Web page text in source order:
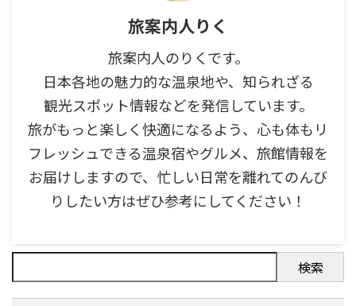
旅案内人りく
旅案内人のりくです。
日本各地の魅力的な温泉地や、知られざる
観光スポット情報などを発信しています。
旅がもっと楽しく快適になるよう、心も体もリ
フレッシュできる温泉宿やグルメ、旅館情報を
お届けしますので、忙しい日常を離れてのんび
りしたい方はぜひ参考にしてください！
検索